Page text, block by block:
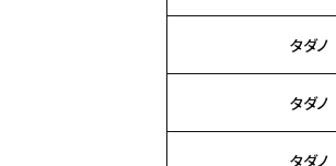
タダノ
タダノ
タダノ